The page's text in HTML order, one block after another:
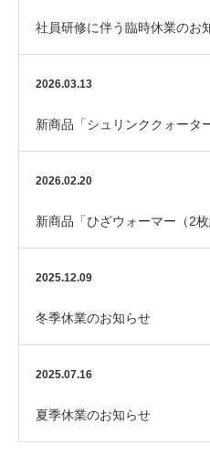
社員研修に伴う臨時休業のお
2026.03.13
新商品「シュリンククォータ
2026.02.20
新商品「ひざウォーマー（2
2025.12.09
冬季休業のお知らせ
2025.07.16
夏季休業のお知らせ